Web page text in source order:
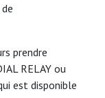
prendre
RELAY ou
est disponible